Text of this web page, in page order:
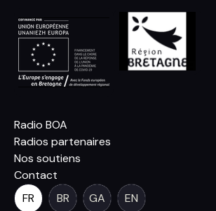
Radio BOA
Radios partenaires
Nos soutiens
Contact
FR
BR GA EN